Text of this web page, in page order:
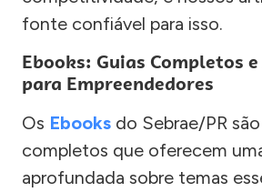
fonte confiável para isso.
Ebooks: Guias Completos
para Empreendedores
Os Ebooks do Sebrae/PR
completos que oferecem
aprofundada sobre temas